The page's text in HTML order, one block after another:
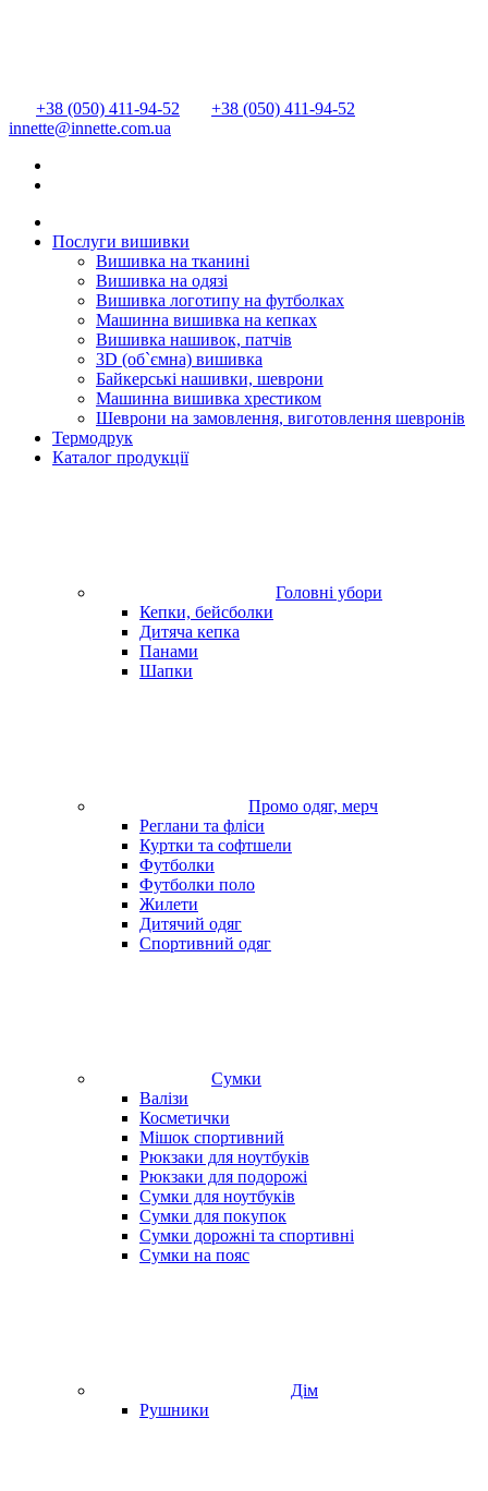
+38 (050) 411-94-52
+38 (050) 411-94-52
innette@innette.com.ua
Послуги вишивки
Вишивка на тканині
Вишивка на одязі
Вишивка логотипу на футболках
Машинна вишивка на кепках
Вишивка нашивок, патчів
3D (об`ємна) вишивка
Байкерські нашивки, шеврони
Машинна вишивка хрестиком
Шеврони на замовлення, виготовлення шевронів
Термодрук
Каталог продукції
Головні убори
Кепки, бейсболки
Дитяча кепка
Панами
Шапки
Промо одяг, мерч
Реглани та фліси
Куртки та софтшели
Футболки
Футболки поло
Жилети
Дитячий одяг
Спортивний одяг
Сумки
Валізи
Косметички
Мішок спортивний
Рюкзаки для ноутбуків
Рюкзаки для подорожі
Сумки для ноутбуків
Сумки для покупок
Сумки дорожні та спортивні
Сумки на пояс
Дім
Рушники